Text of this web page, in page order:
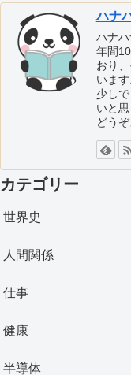
ハナ
ハナハ
年間
おり
います
少し
いと思
どう
カテゴリー
世界史
人間関係
仕事
健康
半導体